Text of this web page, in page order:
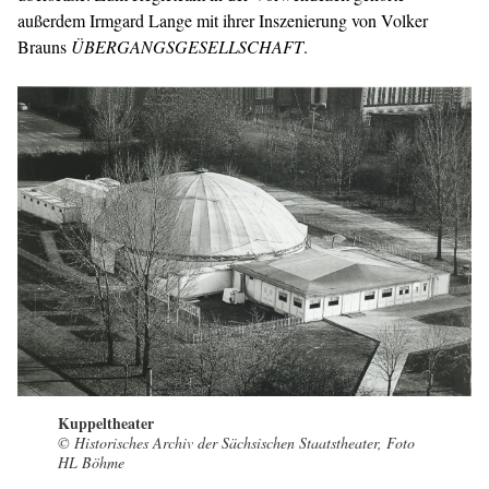
außerdem Irmgard Lange mit ihrer Inszenierung von Volker
Brauns ÜBERGANGSGESELLSCHAFT.
Kuppeltheater
© Historisches Archiv der Sächsischen Staatstheater, Foto
HL Böhme